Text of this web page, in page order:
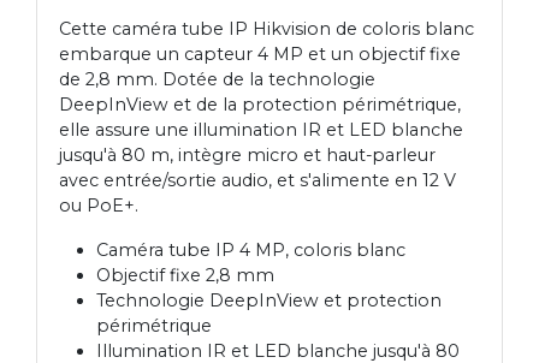
Cette caméra tube IP Hikvision de coloris blanc
embarque un capteur 4 MP et un objectif fixe
de 2,8 mm. Dotée de la technologie
DeepInView et de la protection périmétrique,
elle assure une illumination IR et LED blanche
jusqu'à 80 m, intègre micro et haut-parleur
avec entrée/sortie audio, et s'alimente en 12 V
ou PoE+.
Caméra tube IP 4 MP, coloris blanc
Objectif fixe 2,8 mm
Technologie DeepInView et protection
périmétrique
Illumination IR et LED blanche jusqu'à 80